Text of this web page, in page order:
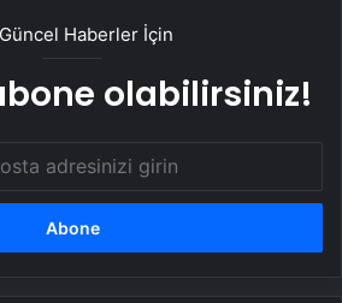
Haberler İçin
olabilirsiniz!